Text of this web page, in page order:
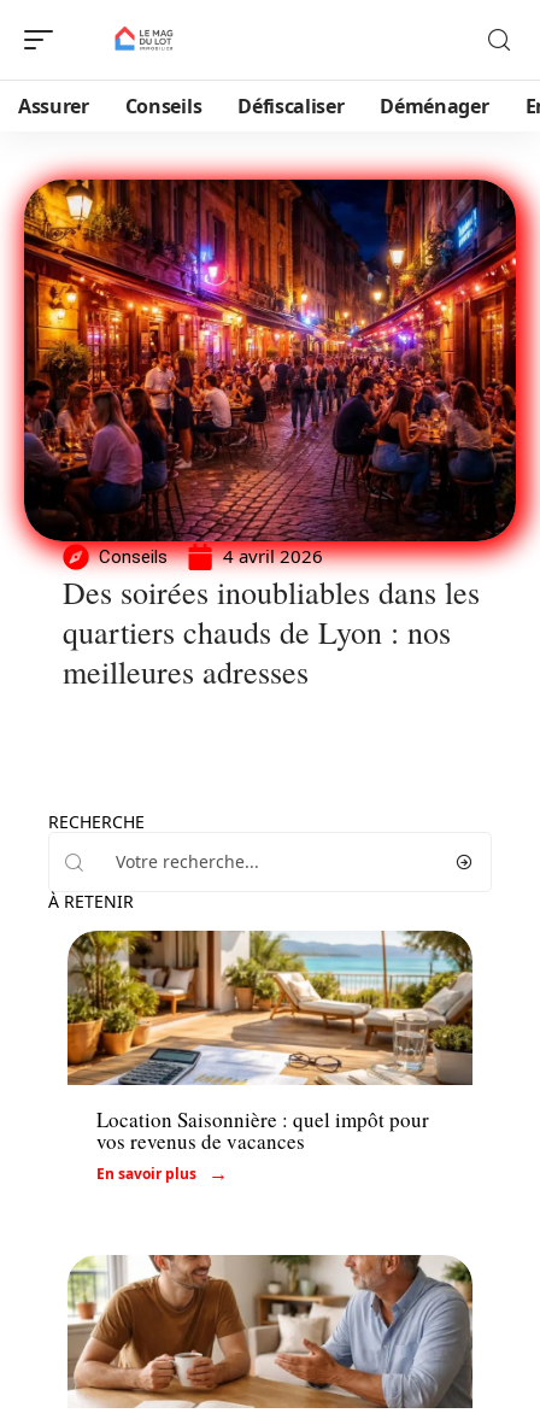
Assurer Conseils Défiscaliser Déménager
Conseils 4 avril 2026
Des soirées inoubliables dans les
quartiers chauds de Lyon : nos
meilleures adresses
RECHERCHE
À RETENIR
Louer
Location Saisonnière : quel impôt pour
vos revenus de vacances
En savoir plus
Conseils